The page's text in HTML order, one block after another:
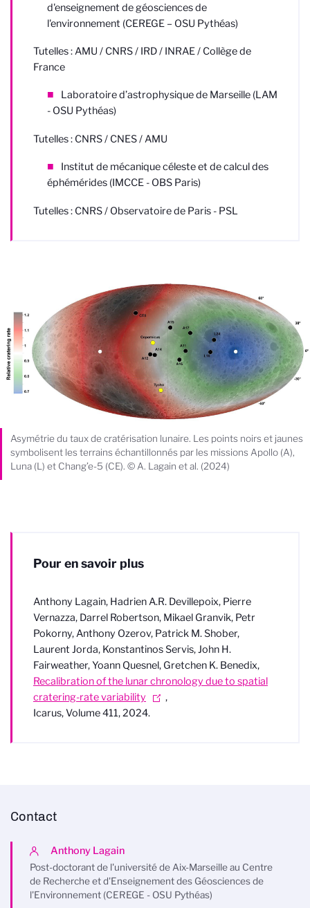
d'enseignement de géosciences de
l'environnement (CEREGE – OSU Pythéas)
Tutelles : AMU / CNRS / IRD / INRAE / Collège de
France
Laboratoire d’astrophysique de Marseille (LAM
- OSU Pythéas)
Tutelles : CNRS / CNES / AMU
Institut de mécanique céleste et de calcul des
éphémérides (IMCCE - OBS Paris)
Tutelles : CNRS / Observatoire de Paris - PSL
Asymétrie du taux de cratérisation lunaire. Les points noirs et jaunes
symbolisent les terrains échantillonnés par les missions Apollo (A),
Luna (L) et Chang’e-5 (CE). © A. Lagain et al. (2024)
Pour en savoir plus
Anthony Lagain, Hadrien A.R. Devillepoix, Pierre
Vernazza, Darrel Robertson, Mikael Granvik, Petr
Pokorny, Anthony Ozerov, Patrick M. Shober,
Laurent Jorda, Konstantinos Servis, John H.
Fairweather, Yoann Quesnel, Gretchen K. Benedix,
Recalibration of the lunar chronology due to spatial
cratering-rate variability
,
Icarus, Volume 411, 2024.
Contact
Anthony Lagain
Post-doctorant de l'université de Aix-Marseille au Centre
de Recherche et d'Enseignement des Géosciences de
l'Environnement (CEREGE - OSU Pythéas)